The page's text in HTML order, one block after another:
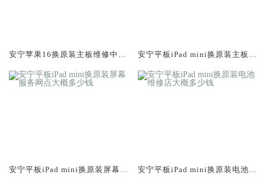
安宁苹果16换原装主板维修中心
安宁平板iPad mini换原装主板维
安宁平板iPad mini换原装屏幕服
安宁平板iPad mini换原装电池维